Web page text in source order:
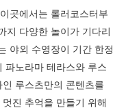
곳에서는 롤러코스터부
지 다양한 놀이가 기다리
야외 수영장이 기간 한정
파노라마 테라스와 루스
루스츠만의 콘텐츠를
진 추억을 만들기 위해